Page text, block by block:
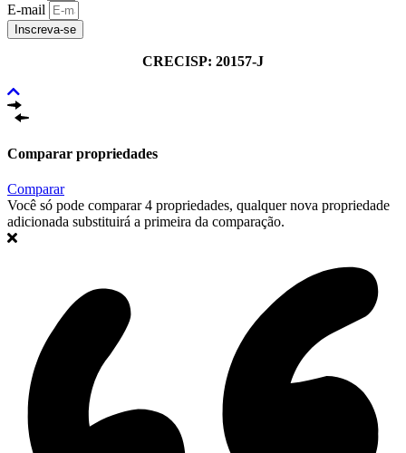
E-mail
Inscreva-se
CRECISP: 20157-J
Comparar propriedades
Comparar
Você só pode comparar 4 propriedades, qualquer nova propriedade
adicionada substituirá a primeira da comparação.